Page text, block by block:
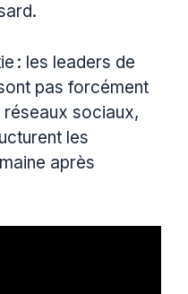
: les leaders de
pas forcément
réseaux sociaux,
les
après